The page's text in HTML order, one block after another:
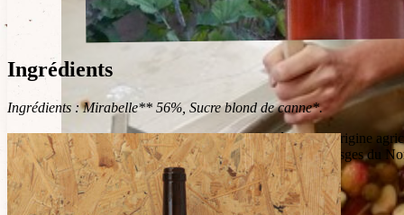
Ingrédients
Ingrédients : Mirabelle** 56%, Sucre blond de canne*.
*Issus de l’agriculture biologique. 45% des ingrédients d’origine
**Issue des vergers familiaux de Weiterswiller dans les Vosges du
Conseils de dégustation